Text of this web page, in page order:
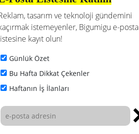
tasarım ve teknoloji gündemini
istemeyenler, Bigumigu e-posta
kayıt olun!
Günlük Özet
Bu Hafta Dikkat Çekenler
Haftanın İş İlanları